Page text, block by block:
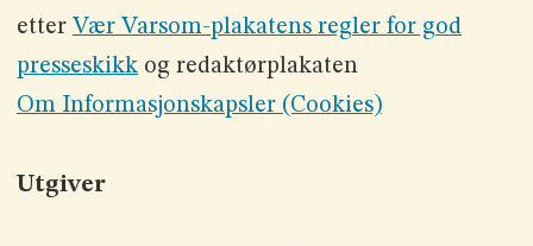
etter Vær Varsom-plakatens regler for god
presseskikkog redaktørplakaten
Om Informasjonskapsler (Cookies)
Utgiver